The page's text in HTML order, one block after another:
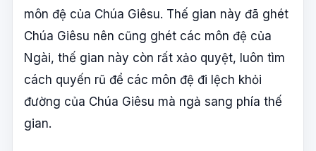
môn đệ của Chúa Giêsu. Thế gian này đã ghét
Chúa Giêsu nên cũng ghét các môn đệ của
Ngài, thế gian này còn rất xảo quyệt, luôn tìm
cách quyến rũ để các môn đệ đi lệch khỏi
đường của Chúa Giêsu mà ngả sang phía thế
gian.